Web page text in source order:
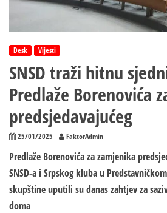
Desk Vijesti
SNSD traži hitnu
Predlaže Borenovića
predsjedavajućeg
25/01/2025 FaktorAdmin
Predlaže Borenovića za zamjenika
SNSD-a i Srpskog kluba u
skupštine uputili su danas zahtjev za
doma